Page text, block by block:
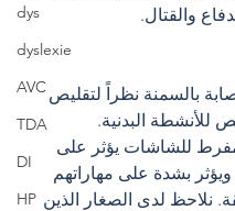
dys
dyslexie
AVC
TDA
DI
HP
والقتال.
بالسمنة نظراً لتقليص
للأنشطة البدنية.
للشاشات يؤثر على
بشدة على مهاراتهم
نلاحظ لدى الصغار الذين